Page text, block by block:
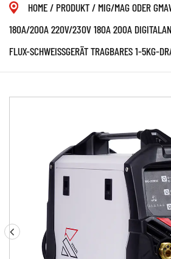
HOME/ PRODUKT/ MIG/MAG ODER
180A/200A 220V/230V 180A 200A
FLUX-SCHWEISSGERÄT TRAGBARES 1-5KG-